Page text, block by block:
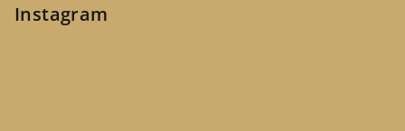
Instagram